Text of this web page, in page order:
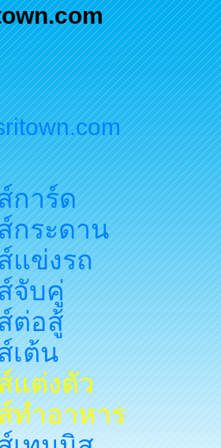
การ์ด
ระดาน
แข่งรถ
จับคู่
ต่อสู้
เต้น
แต่งตัว
ทำอาหาร